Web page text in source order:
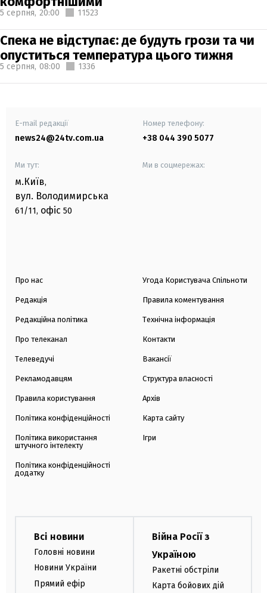
5 серпня, 20:00 11523
Спека не відступає: де будуть грози та чи
опуститься температура цього тижня
5 серпня, 08:00 1336
E-mail редакції
news24@24tv.com.ua
Номер телефону:
+38 044 390 5077
Ми тут:
м.Київ,
вул. Володимирська
61/11, офіс 50
Ми в соцмережах:
Про нас
Редакція
Редакційна політика
Про телеканал
Телеведучі
Рекламодавцям
Правила користування
Політика конфіденційності
Політика використання
штучного інтелекту
Політика конфіденційності
додатку
Угода Користувача Спільноти
Правила коментування
Технічна інформація
Контакти
Вакансії
Структура власності
Архів
Карта сайту
Ігри
Всі новини
Головні новини
Новини України
Прямий ефір
Війна Росії з
Україною
Ракетні обстріли
Карта бойових дій